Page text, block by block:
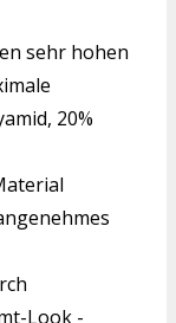
sehr hohen
20%
Look -